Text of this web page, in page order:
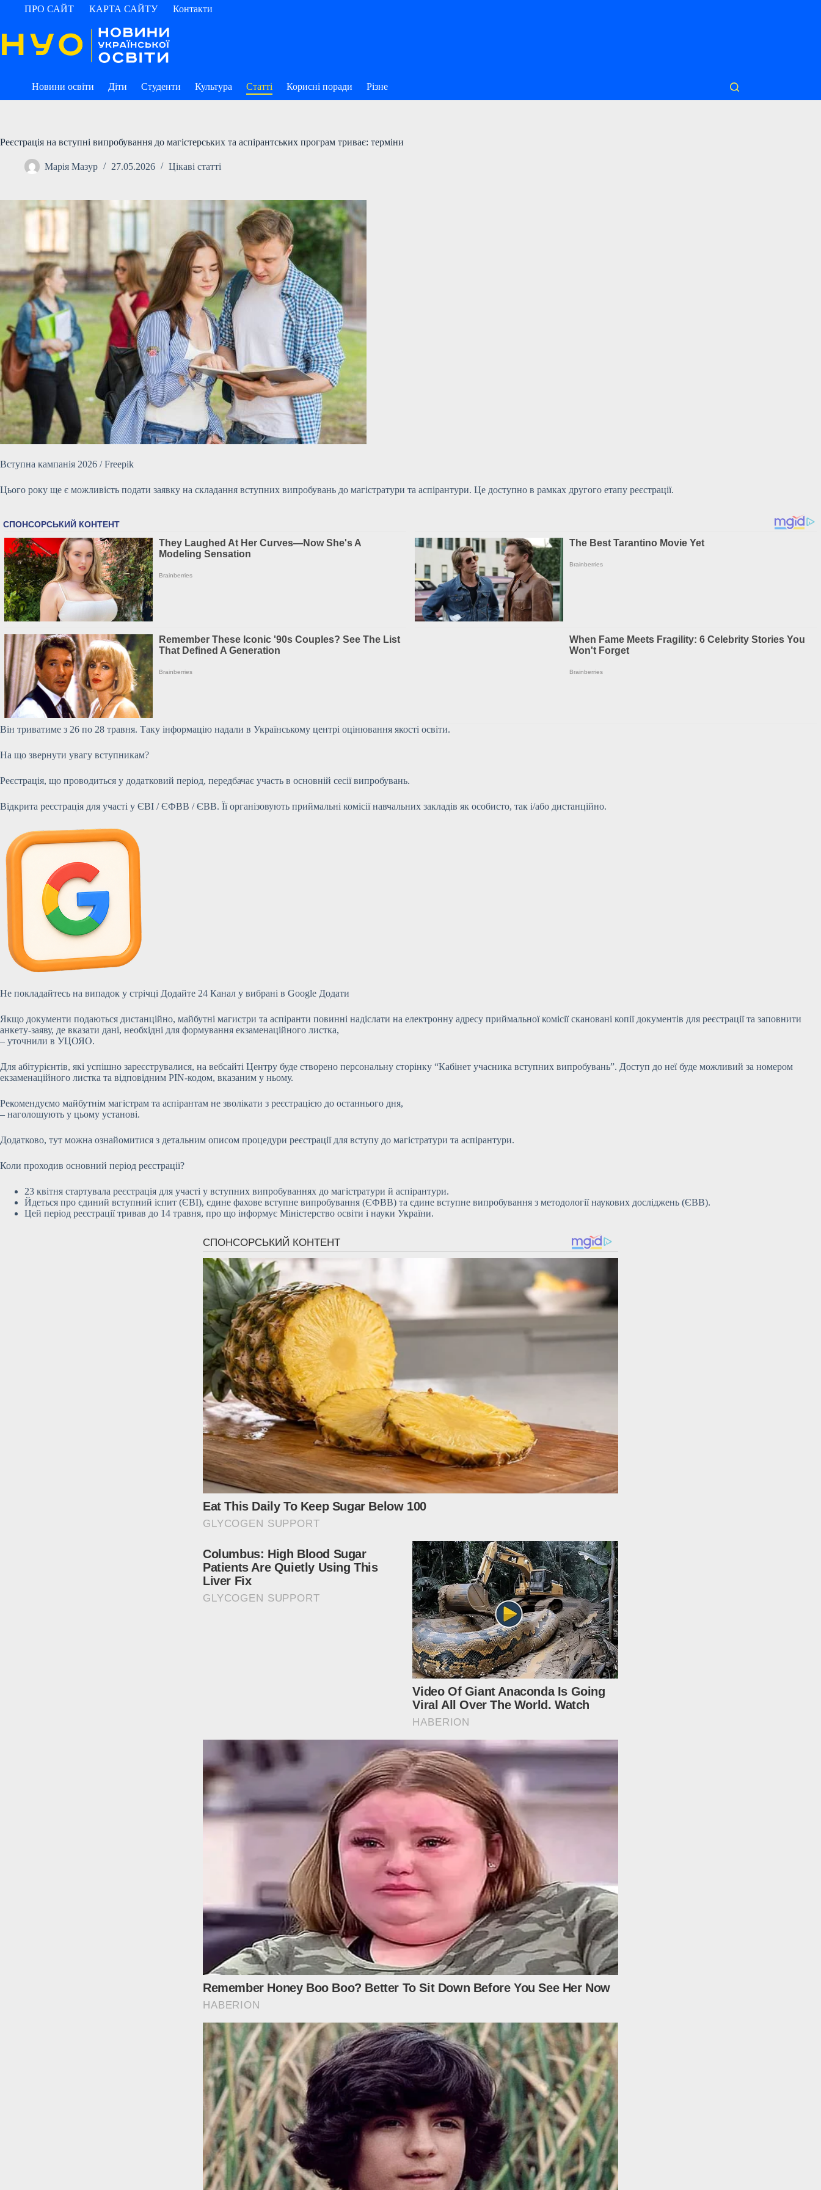
ПерейтиПРО САЙТ КАРТА САЙТУ Контакти
Новини освіти Діти Студенти Культура Статті Корисні поради Різне
Реєстрація на вступні випробування до магістерських та аспірантських програм триває: терміни
Марія Мазур 27.05.2026 Цікаві статті
Вступна кампанія 2026 / Freepik
Цього року ще є можливість подати заявку на складання вступних випробувань до магістратури та аспірантури. Це доступно в рамках другого етапу реєстрації.
Він триватиме з 26 по 28 травня. Таку інформацію надали в Українському центрі оцінювання якості освіти.
На що звернути увагу вступникам?
Реєстрація, що проводиться у додатковий період, передбачає участь в основній сесії випробувань.
Відкрита реєстрація для участі у ЄВІ / ЄФВВ / ЄВВ. Її організовують приймальні комісії навчальних закладів як особисто, так і/або дистанційно.
Не покладайтесь на випадок у стрічці Додайте 24 Канал у вибрані в Google Додати
Якщо документи подаються дистанційно, майбутні магистри та аспіранти повинні надіслати на електронну адресу приймальної комісії скановані копії документів для реєстрації та заповнити
анкету-заяву, де вказати дані, необхідні для формування екзаменаційного листка,
– уточнили в УЦОЯО.
Для абітурієнтів, які успішно зареєструвалися, на вебсайті Центру буде створено персональну сторінку “Кабінет учасника вступних випробувань”. Доступ до неї буде можливий за номером
екзаменаційного листка та відповідним PIN-кодом, вказаним у ньому.
Рекомендуємо майбутнім магістрам та аспірантам не зволікати з реєстрацією до останнього дня,
– наголошують у цьому установі.
Додатково, тут можна ознайомитися з детальним описом процедури реєстрації для вступу до магістратури та аспірантури.
Коли проходив основний період реєстрації?
23 квітня стартувала реєстрація для участі у вступних випробуваннях до магістратури й аспірантури.
Йдеться про єдиний вступний іспит (ЄВІ), єдине фахове вступне випробування (ЄФВВ) та єдине вступне випробування з методології наукових досліджень (ЄВВ).
Цей період реєстрації тривав до 14 травня, про що інформує Міністерство освіти і науки України.